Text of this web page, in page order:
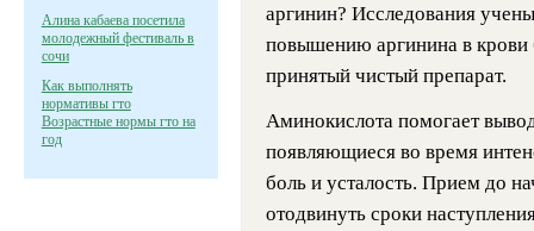
Алина кабаева посетила
молодежный фестиваль в
сочи
Как выполнять
нормативы гто
Возрастные нормы гто на
год
аргинин? Исследования
повышению аргинина в крови
принятый чистый препарат.
Аминокислота помогает
появляющиеся во время
боль и усталость. Прием до
отодвинуть сроки